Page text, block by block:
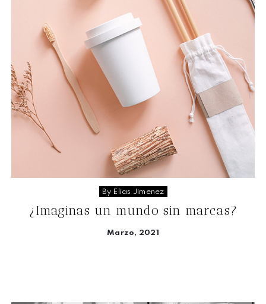
By Elias Jimenez
¿Imaginas un mundo sin marcas?
Marzo, 2021